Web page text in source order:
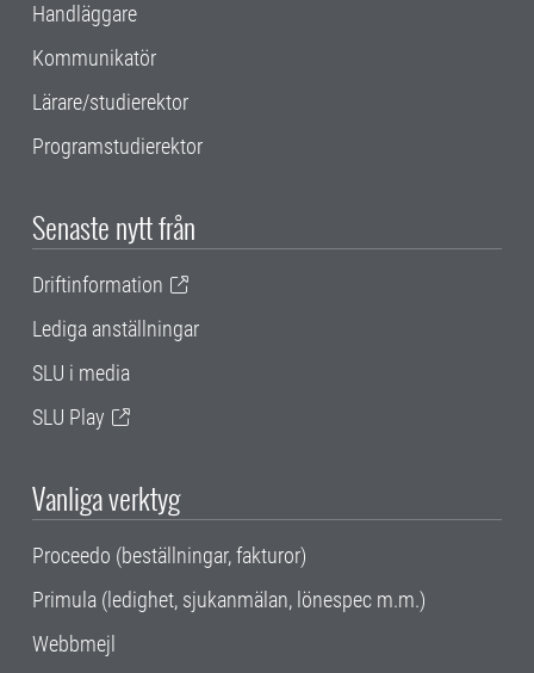
Handläggare
Kommunikatör
Lärare/studierektor
Programstudierektor
Senaste nytt från
Driftinformation
Lediga anställningar
SLU i media
SLU Play
Vanliga verktyg
Proceedo (beställningar, fakturor)
Primula (ledighet, sjukanmälan, lönespec m.m.)
Webbmejl